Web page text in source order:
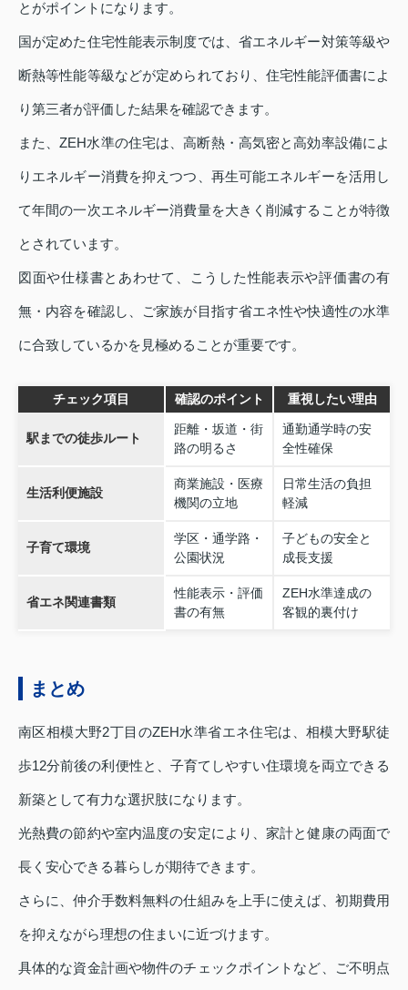
とがポイントになります。
国が定めた住宅性能表示制度では、省エネルギー対策等級や
断熱等性能等級などが定められており、住宅性能評価書によ
り第三者が評価した結果を確認できます。
また、ZEH水準の住宅は、高断熱・高気密と高効率設備によ
りエネルギー消費を抑えつつ、再生可能エネルギーを活用し
て年間の一次エネルギー消費量を大きく削減することが特徴
とされています。
図面や仕様書とあわせて、こうした性能表示や評価書の有
無・内容を確認し、ご家族が目指す省エネ性や快適性の水準
に合致しているかを見極めることが重要です。
チェック項目 確認のポイント 重視したい理由
駅までの徒歩ルート
距離・坂道・街
路の明るさ
通勤通学時の安
全性確保
生活利便施設
商業施設・医療
機関の立地
日常生活の負担
軽減
子育て環境
学区・通学路・
公園状況
子どもの安全と
成長支援
省エネ関連書類
性能表示・評価
書の有無
ZEH水準達成の
客観的裏付け
まとめ
南区相模大野2丁目のZEH水準省エネ住宅は、相模大野駅徒
歩12分前後の利便性と、子育てしやすい住環境を両立できる
新築として有力な選択肢になります。
光熱費の節約や室内温度の安定により、家計と健康の両面で
長く安心できる暮らしが期待できます。
さらに、仲介手数料無料の仕組みを上手に使えば、初期費用
を抑えながら理想の住まいに近づけます。
具体的な資金計画や物件のチェックポイントなど、ご不明点